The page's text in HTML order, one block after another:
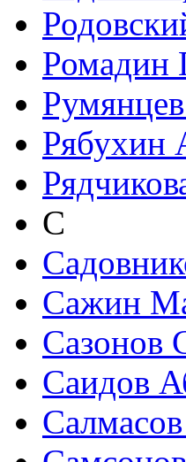
Ромадин
Рябухин
С
Сажин
Сазонов
Саидов